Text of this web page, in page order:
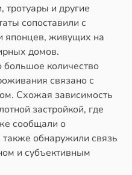
тротуары и другие
сопоставили с
японцев, живущих на
домов.
большое количество
связано с
Схожая зависимость
застройкой, где
сообщали о
обнаружили связь
и субъективным